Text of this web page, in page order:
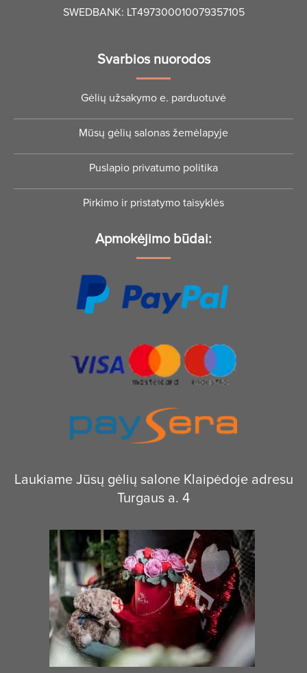
SWEDBANK: LT497300010079357105
Svarbios nuorodos
Gėlių užsakymo e. parduotuvė
Mūsų gėlių salonas žemėlapyje
Puslapio privatumo politika
Pirkimo ir pristatymo taisyklės
Apmokėjimo būdai:
Laukiame Jūsų gėlių salone Klaipėdoje adresu
Turgaus a. 4